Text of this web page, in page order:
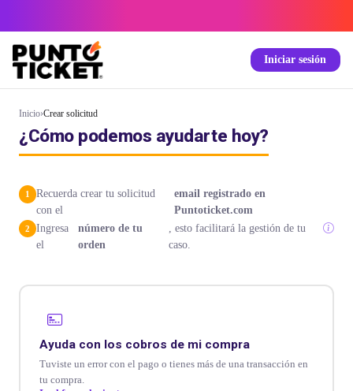
Iniciar sesión
Inicio›Crear solicitud
¿Cómo podemos ayudarte hoy?
Recuerda crear tu solicitud
con el
email registrado en
Puntoticket.com
Ingresa
el
número de tu
orden
, esto facilitará la gestión de tu
caso.
Ayuda con los cobros de mi compra
Tuviste un error con el pago o tienes más de una transacción en
tu compra.